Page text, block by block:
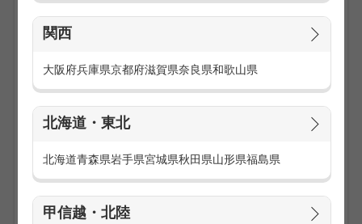
関西
大阪府兵庫県京都府滋賀県奈良県和歌山県
北海道・東北
北海道青森県岩手県宮城県秋田県山形県福島県
甲信越・北陸
コールセンターの仕事は「インバウンド（受信）」と「アウ
トバウンド（発信）」に分けられます。
インバウンド（受信）の仕事内容は、お客様からかかってき
商品に関するお問い合わせや資料請求など受信した電話に対
応するテレフォンオペレーターやカスタマーサポート、商品
挙げられます。